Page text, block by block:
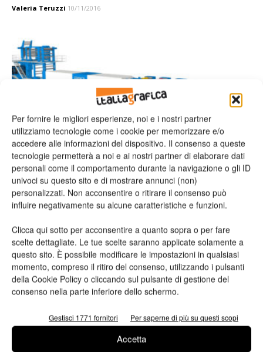
Per fornire le migliori esperienze, noi e i nostri partner
utilizziamo tecnologie come i cookie per memorizzare e/o
accedere alle informazioni del dispositivo. Il consenso a queste
tecnologie permetterà a noi e ai nostri partner di elaborare dati
personali come il comportamento durante la navigazione o gli ID
univoci su questo sito e di mostrare annunci (non)
personalizzati. Non acconsentire o ritirare il consenso può
influire negativamente su alcune caratteristiche e funzioni.
Clicca qui sotto per acconsentire a quanto sopra o per fare
scelte dettagliate. Le tue scelte saranno applicate solamente a
questo sito. È possibile modificare le impostazioni in qualsiasi
momento, compreso il ritiro del consenso, utilizzando i pulsanti
della Cookie Policy o cliccando sul pulsante di gestione del
consenso nella parte inferiore dello schermo.
Gestisci 1771 fornitori Per saperne di più su questi scopi
Accetta
Valeria Teruzzi 10/11/2016
Installazioni
Compacta 618 entra in ACM, nel reparto
digitale-offset e roto-offset
Valeria Teruzzi 03/10/2016
Leggi la rivista